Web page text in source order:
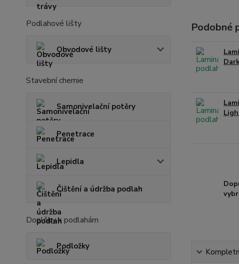
Podlahové lišty
Obvodové lišty
Stavební chemie
Samonivelační potěry
Penetrace
Lepidla
Čištění a údržba podlah
Doplňky k podlahám
Podložky
Podobné